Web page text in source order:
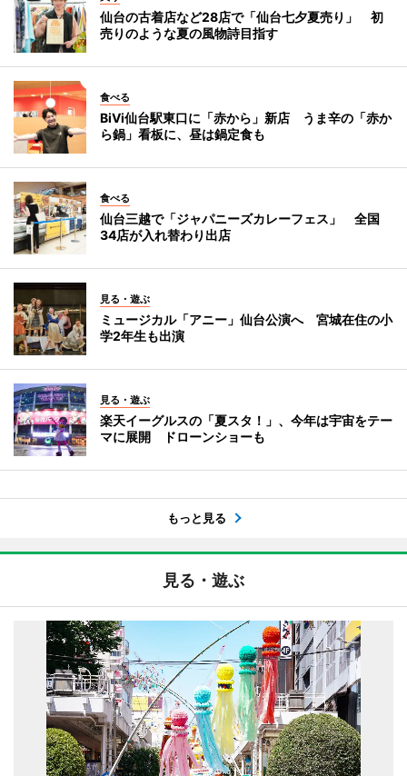
仙台の古着店など28店で「仙台七夕夏売り」 初
売りのような夏の風物詩目指す
食べる
BiVi仙台駅東口に「赤から」新店 うま辛の「赤か
ら鍋」看板に、昼は鍋定食も
食べる
仙台三越で「ジャパニーズカレーフェス」 全国
34店が入れ替わり出店
見る・遊ぶ
ミュージカル「アニー」仙台公演へ 宮城在住の小
学2年生も出演
見る・遊ぶ
楽天イーグルスの「夏スタ！」、今年は宇宙をテー
マに展開 ドローンショーも
もっと見る
見る・遊ぶ